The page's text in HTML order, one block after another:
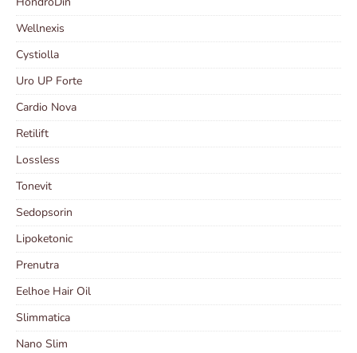
Wellnexis
Cystiolla
Uro UP Forte
Cardio Nova
Retilift
Lossless
Tonevit
Sedopsorin
Lipoketonic
Prenutra
Eelhoe Hair Oil
Slimmatica
Nano Slim